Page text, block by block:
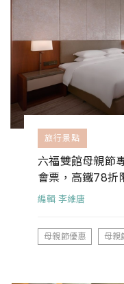
旅行景點
六福雙館母親節
會票，高鐵78折
編輯 李維唐
母親節優惠 母親